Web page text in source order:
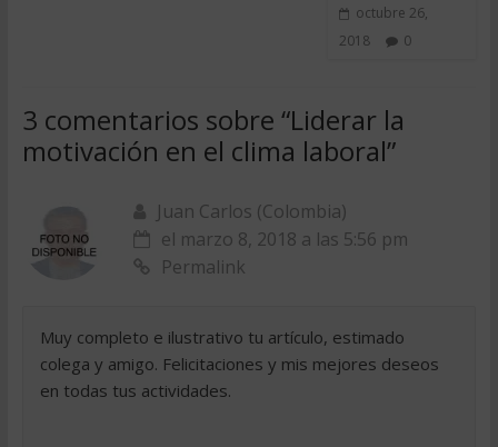
octubre 26,
2018
0
3 comentarios sobre “Liderar la
motivación en el clima laboral”
Juan Carlos (Colombia)
el marzo 8, 2018 a las 5:56 pm
Permalink
Muy completo e ilustrativo tu artículo, estimado
colega y amigo. Felicitaciones y mis mejores deseos
en todas tus actividades.